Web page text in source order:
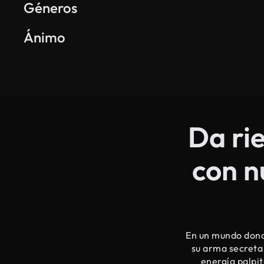
Géneros
Ánimo
Edificante
Soñador
Da
con
En un mundo
su arma
energía